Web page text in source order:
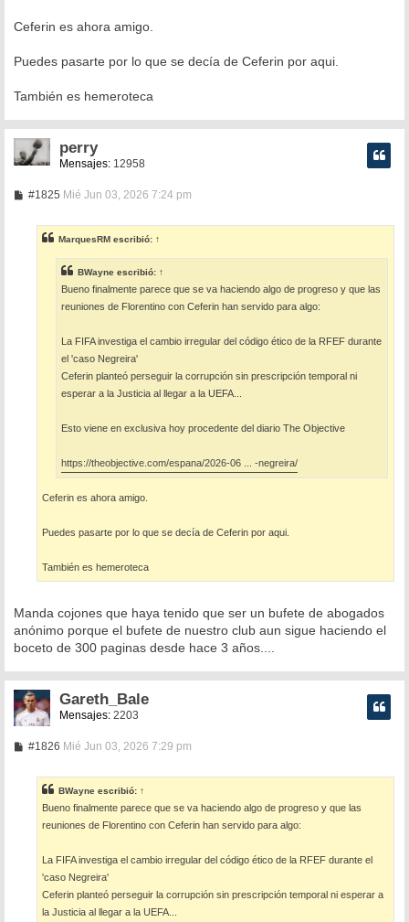
Ceferin es ahora amigo.
Puedes pasarte por lo que se decía de Ceferin por aqui.
También es hemeroteca
perry
Mensajes: 12958
#1825M
a
j
e
Mié Jun 03, 2026 7:24 pm
MarquesRM escribió: ↑
BWayne escribió: ↑
Bueno finalmente parece que se va haciendo algo de progreso y que las
reuniones de Florentino con Ceferin han servido para algo:
La FIFA investiga el cambio irregular del código ético de la RFEF durante
el 'caso Negreira'
Ceferin planteó perseguir la corrupción sin prescripción temporal ni
esperar a la Justicia al llegar a la UEFA...
Esto viene en exclusiva hoy procedente del diario The Objective
https://theobjective.com/espana/2026-06 ... -negreira/
Ceferin es ahora amigo.
Puedes pasarte por lo que se decía de Ceferin por aqui.
También es hemeroteca
Manda cojones que haya tenido que ser un bufete de abogados
anónimo porque el bufete de nuestro club aun sigue haciendo el
boceto de 300 paginas desde hace 3 años....
Gareth_Bale
Mensajes: 2203
#1826M
a
j
e
Mié Jun 03, 2026 7:29 pm
BWayne escribió: ↑
Bueno finalmente parece que se va haciendo algo de progreso y que las
reuniones de Florentino con Ceferin han servido para algo:
La FIFA investiga el cambio irregular del código ético de la RFEF durante el
'caso Negreira'
Ceferin planteó perseguir la corrupción sin prescripción temporal ni esperar a
la Justicia al llegar a la UEFA...